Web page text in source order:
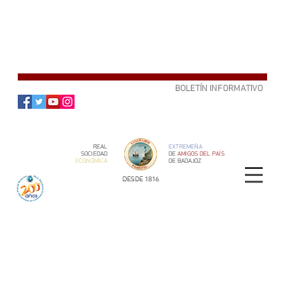
BOLETÍN INFORMATIVO
REAL
SOCIEDAD
ECONÓMICA
EXTREMEÑA
DE AMIGOS DEL PAÍS
DE BADAJOZ
DESDE 1816